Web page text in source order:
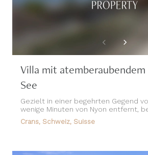
Villa mit
See
Gezielt in einer begehrten Gegend
wenige Minuten von Nyon entfernt,
Crans, Schweiz, Suisse